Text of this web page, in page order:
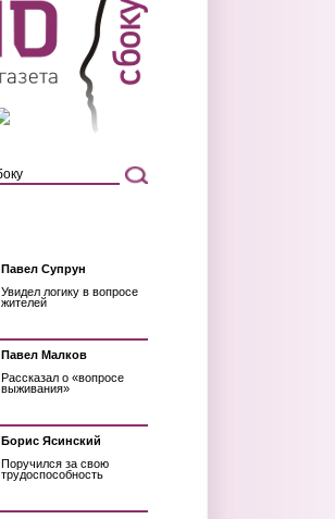
Павел Супрун
Увидел логику в вопросе
жителей
Павел Малков
Рассказал о «вопросе
выживания»
Борис Ясинский
Поручился за свою
трудоспособность